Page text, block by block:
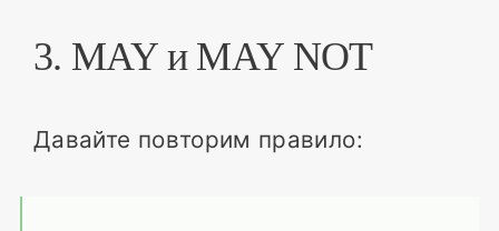
3. MAY и MAY NOT
Давайте повторим правило: